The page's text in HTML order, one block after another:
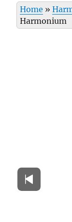
Home »
Harmonium